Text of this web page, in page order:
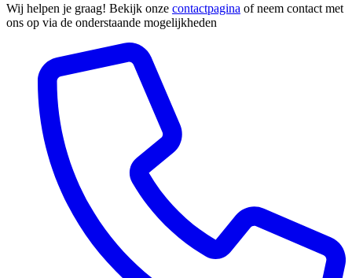
Wij helpen je graag! Bekijk onze contactpagina of neem contact met
ons op via de onderstaande mogelijkheden